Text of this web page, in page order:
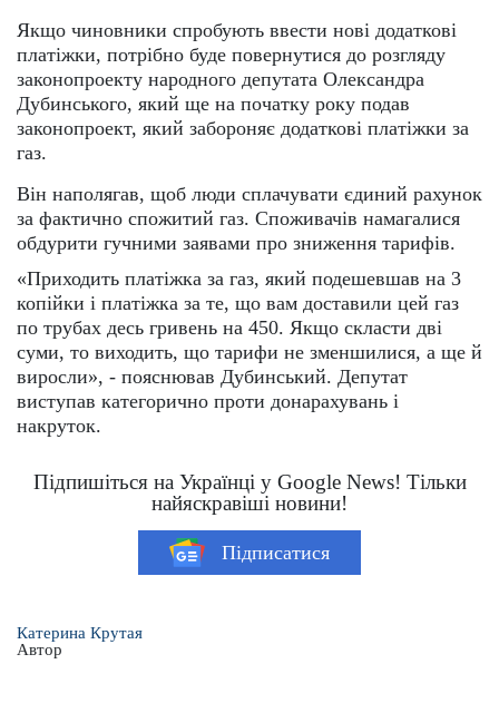
Якщо чиновники спробують ввести нові додаткові
платіжки, потрібно буде повернутися до розгляду
законопроекту народного депутата Олександра
Дубинського, який ще на початку року подав
законопроект, який забороняє додаткові платіжки за
газ.
Він наполягав, щоб люди сплачувати єдиний рахунок
за фактично спожитий газ. Споживачів намагалися
обдурити гучними заявами про зниження тарифів.
«Приходить платіжка за газ, який подешевшав на 3
копійки і платіжка за те, що вам доставили цей газ
по трубах десь гривень на 450. Якщо скласти дві
суми, то виходить, що тарифи не зменшилися, а ще й
виросли», - пояснював Дубинський. Депутат
виступав категорично проти донарахувань і
накруток.
Підпишіться на Українці у Google News! Тільки
найяскравіші новини!
Підписатися
Катерина Крутая
Автор